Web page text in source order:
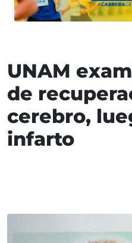
UNAM
de
cerebro,
infarto